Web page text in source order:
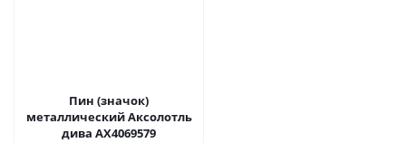
Пин (значок)
металлический Аксолотль
дива AX4069579